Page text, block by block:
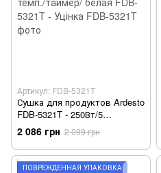
Артикул: FDB-5321T
Сушка для продуктов Ardesto
FDB-5321T - 250Вт/5
поддонов выс. 3см/диаметр
32см/рег. темп./таймер/
белая FDB-5321T - Уцінка
2 086 грн 2 099 грн
ПОВРЕЖДЁННАЯ УПАКОВКА